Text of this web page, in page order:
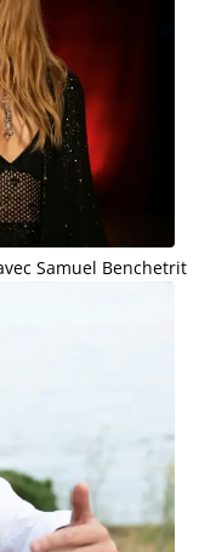
Samuel Benchetrit